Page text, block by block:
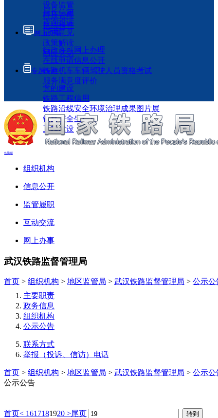
设备监管
科技管理
执法检查
局长信箱
咨询投诉
征求意见
政策解读
回应关切
网上办事
行政许可网上办理
在线申请信息公开
铁路机车车辆驾驶人员资格考试
服务满意度评价
专题专栏
党的建设
铁路工程信用
铁路沿线安全环境治理成果图片展
铁路安全生产月
工程建设
电脑端
组织机构
信息公开
监管履职
互动交流
网上办事
武汉铁路监督管理局
首页 > 组织机构 > 地区监管局 > 武汉铁路监督管理局 > 公示公
主要职责
政务信息
组织机构
公示公告
联系方式
举报（投诉、信访）电话
首页 > 组织机构 > 地区监管局 > 武汉铁路监督管理局 > 公示公
公示公告
首页< 1617181920 >尾页